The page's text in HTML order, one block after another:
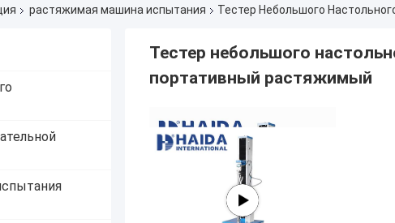
растяжимая машина испытания Тестер Небольшого
Тестер небольшого
портативный растяжимый